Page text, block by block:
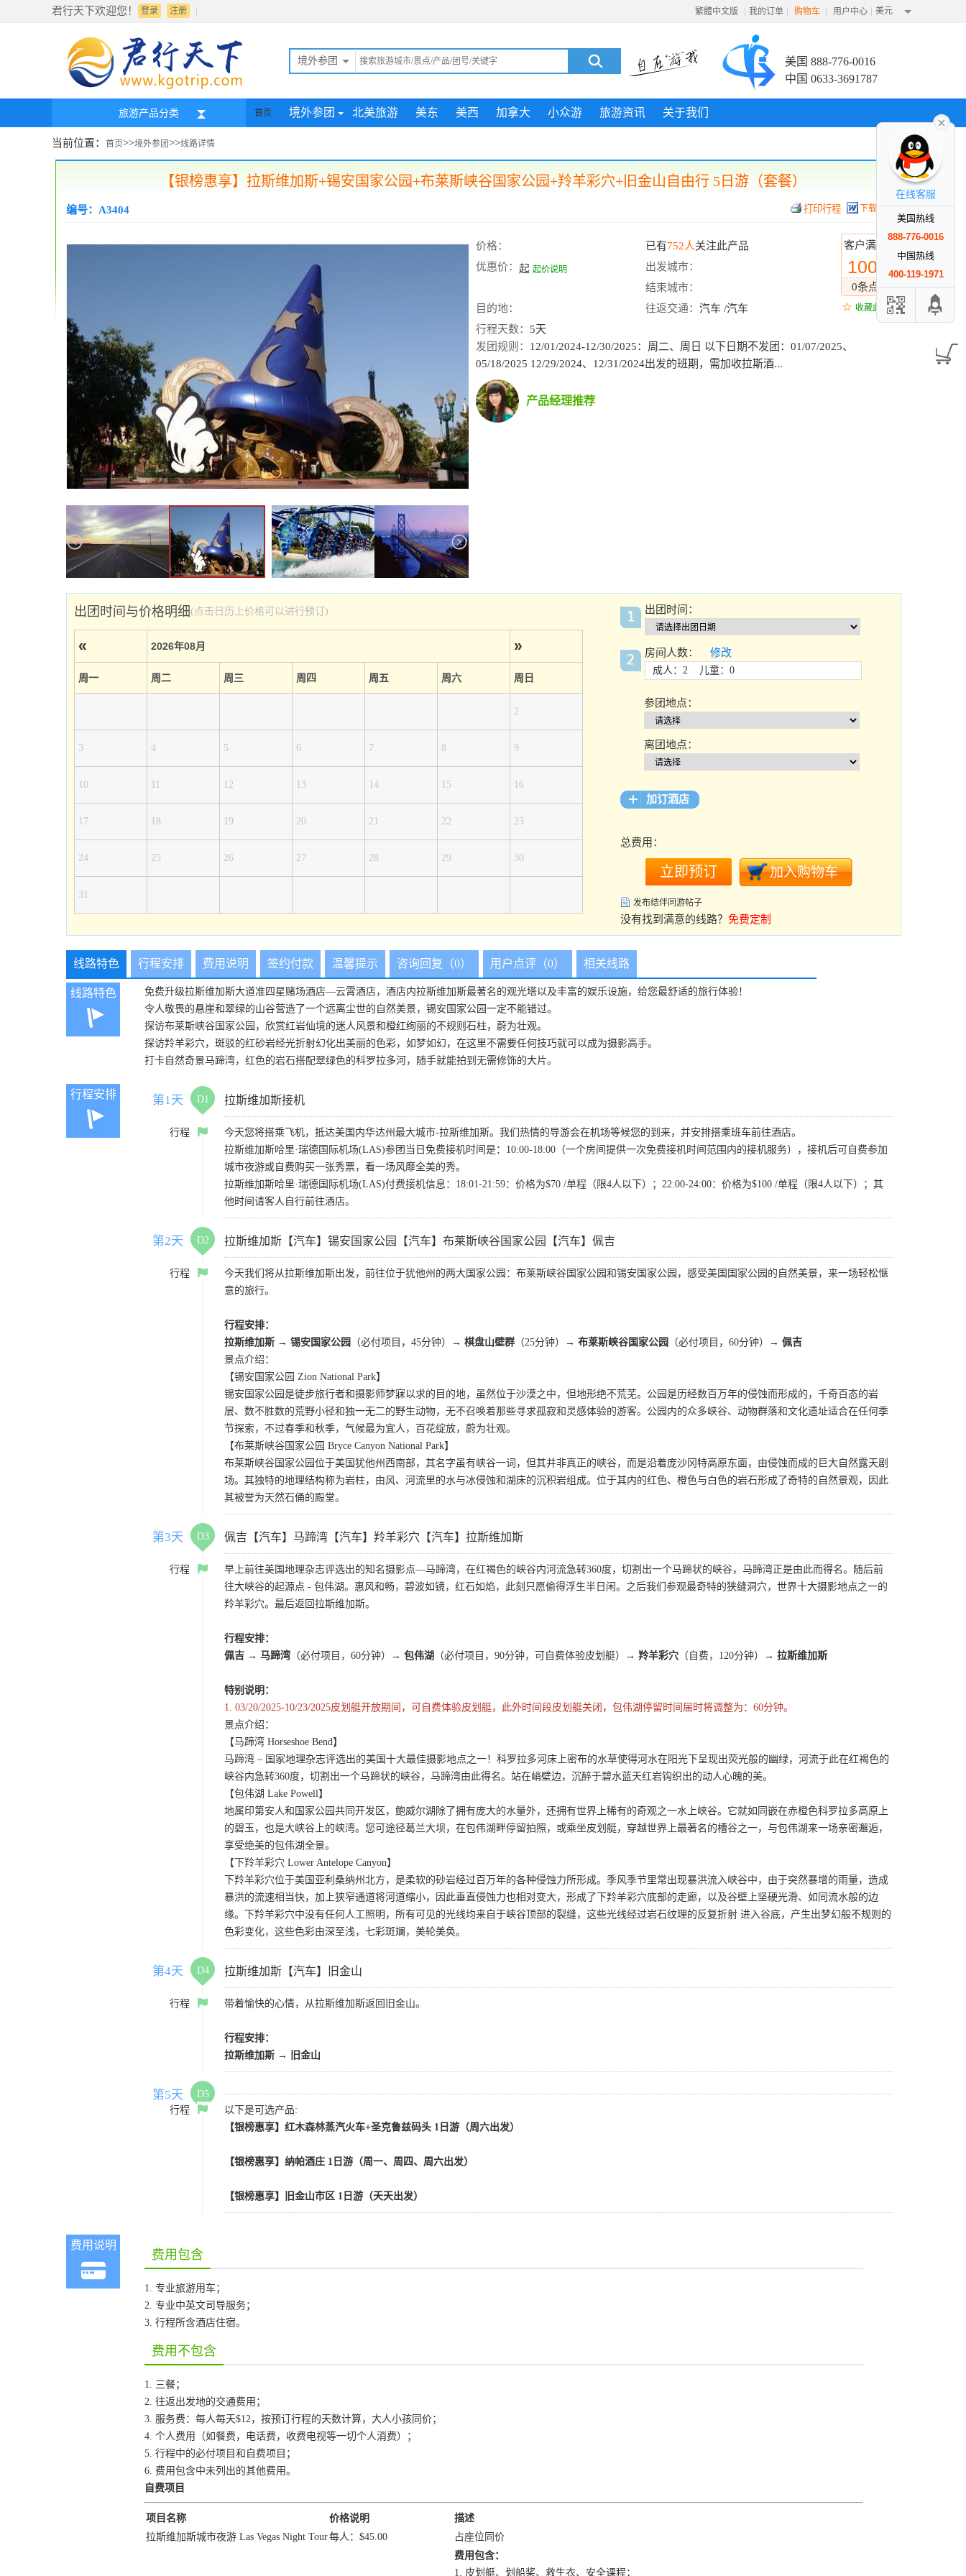
君行天下欢迎您！ 登录 |
注册 繁體中文版 | 我的订单 | 购物车 | 用户中心 | 美元
境外参团
美国 888-776-0016
中国 0633-3691787
旅游产品分类 首页 境外参团 北美旅游 美东 美西 加拿大 小众游 旅游资讯 关于我们
当前位置： 首页>>境外参团>>线路详情
【银榜惠享】拉斯维加斯+锡安国家公园+布莱斯峡谷国家公园+羚羊彩穴+旧金山自由行 5日游（套餐）
编号：A3404 下载行程
客户满意度
100%
0条点评
收藏此线路
价格： 已有752人关注此产品
优惠价： 起 起价说明
出发城市：
结束城市：
目的地：
往返交通： 汽车 /汽车
行程天数： 5天
发团规则： 12/01/2024-12/30/2025：周二、周日 以下日期不发团：01/07/2025、
05/18/2025 12/29/2024、12/31/2024出发的班期，需加收拉斯酒...
产品经理推荐
出团时间与价格明细(点击日历上价格可以进行预订)
« 2026年08月 »
周一 周二 周三 周四 周五 周六 周日
2
3 4 5 6 7 8 9
10 11 12 13 14 15 16
17 18 19 20 21 22 23
24 25 26 27 28 29 30
31
出团时间：
房间人数： 修改
成人：2 儿童：0
参团地点：
离团地点：
加订酒店
总费用：
发布结伴同游帖子
没有找到满意的线路？ 免费定制
线路特色 行程安排 费用说明 签约付款 温馨提示 咨询回复（0） 用户点评（0） 相关线路
线路特色
免费升级拉斯维加斯大道准四星赌场酒店—云霄酒店，酒店内拉斯维加斯最著名的观光塔以及丰富的娱乐设施，给您最舒适的旅行体验！
令人敬畏的悬崖和翠绿的山谷营造了一个远离尘世的自然美景，锡安国家公园一定不能错过。
探访布莱斯峡谷国家公园，欣赏红岩仙境的迷人风景和橙红绚丽的不规则石柱，蔚为壮观。
探访羚羊彩穴，斑驳的红砂岩经光折射幻化出美丽的色彩，如梦如幻，在这里不需要任何技巧就可以成为摄影高手。
打卡自然奇景马蹄湾，红色的岩石搭配翠绿色的科罗拉多河，随手就能拍到无需修饰的大片。
行程安排 第1天 D1 拉斯维加斯接机
行程
今天您将搭乘飞机，抵达美国内华达州最大城市-拉斯维加斯。我们热情的导游会在机场等候您的到来，并安排搭乘班车前往酒店。
拉斯维加斯哈里·瑞德国际机场(LAS)参团当日免费接机时间是：10:00-18:00（一个房间提供一次免费接机时间范围内的接机服务），接机后可自费参加
城市夜游或自费购买一张秀票，看一场风靡全美的秀。
拉斯维加斯哈里·瑞德国际机场(LAS)付费接机信息：18:01-21:59：价格为$70 /单程（限4人以下）；22:00-24:00：价格为$100 /单程（限4人以下）；其
他时间请客人自行前往酒店。
第2天 D2 拉斯维加斯【汽车】锡安国家公园【汽车】布莱斯峡谷国家公园【汽车】佩吉
行程
今天我们将从拉斯维加斯出发，前往位于犹他州的两大国家公园：布莱斯峡谷国家公园和锡安国家公园，感受美国国家公园的自然美景，来一场轻松惬
意的旅行。
行程安排：
拉斯维加斯 → 锡安国家公园 （必付项目，45分钟）→ 棋盘山壁群 （25分钟）→ 布莱斯峡谷国家公园 （必付项目，60分钟）→ 佩吉
景点介绍：
【锡安国家公园 Zion National Park】
锡安国家公园是徒步旅行者和摄影师梦寐以求的目的地，虽然位于沙漠之中，但地形绝不荒芜。公园是历经数百万年的侵蚀而形成的，千奇百态的岩
层、数不胜数的荒野小径和独一无二的野生动物，无不召唤着那些寻求孤寂和灵感体验的游客。公园内的众多峡谷、动物群落和文化遗址适合在任何季
节探索，不过春季和秋季，气候最为宜人，百花绽放，蔚为壮观。
【布莱斯峡谷国家公园 Bryce Canyon National Park】
布莱斯峡谷国家公园位于美国犹他州西南部，其名字虽有峡谷一词，但其并非真正的峡谷，而是沿着庞沙冈特高原东面，由侵蚀而成的巨大自然露天剧
场。其独特的地理结构称为岩柱，由风、河流里的水与冰侵蚀和湖床的沉积岩组成。位于其内的红色、橙色与白色的岩石形成了奇特的自然景观，因此
其被誉为天然石俑的殿堂。
第3天 D3 佩吉【汽车】马蹄湾【汽车】羚羊彩穴【汽车】拉斯维加斯
行程
早上前往美国地理杂志评选出的知名摄影点—马蹄湾，在红褐色的峡谷内河流急转360度，切割出一个马蹄状的峡谷，马蹄湾正是由此而得名。随后前
往大峡谷的起源点 - 包伟湖。惠风和畅，碧波如镜，红石如焰，此刻只愿偷得浮生半日闲。之后我们参观最奇特的狭缝洞穴，世界十大摄影地点之一的
羚羊彩穴。最后返回拉斯维加斯。
行程安排：
佩吉 → 马蹄湾 （必付项目，60分钟）→ 包伟湖 （必付项目，90分钟，可自费体验皮划艇）→ 羚羊彩穴 （自费，120分钟）→ 拉斯维加斯
特别说明：
1. 03/20/2025-10/23/2025皮划艇开放期间，可自费体验皮划艇，此外时间段皮划艇关闭，包伟湖停留时间届时将调整为：60分钟。
景点介绍：
【马蹄湾 Horseshoe Bend】
马蹄湾 – 国家地理杂志评选出的美国十大最佳摄影地点之一！科罗拉多河床上密布的水草使得河水在阳光下呈现出荧光般的幽绿，河流于此在红褐色的
峡谷内急转360度，切割出一个马蹄状的峡谷，马蹄湾由此得名。站在峭壁边，沉醉于碧水蓝天红岩钩织出的动人心魄的美。
【包伟湖 Lake Powell】
地属印第安人和国家公园共同开发区，鲍威尔湖除了拥有庞大的水量外，还拥有世界上稀有的奇观之一水上峡谷。它就如同嵌在赤橙色科罗拉多高原上
的碧玉，也是大峡谷上的峡湾。您可途径葛兰大坝，在包伟湖畔停留拍照，或乘坐皮划艇，穿越世界上最著名的槽谷之一，与包伟湖来一场亲密邂逅，
享受绝美的包伟湖全景。
【下羚羊彩穴 Lower Antelope Canyon】
下羚羊彩穴位于美国亚利桑纳州北方，是柔软的砂岩经过百万年的各种侵蚀力所形成。季风季节里常出现暴洪流入峡谷中，由于突然暴增的雨量，造成
暴洪的流速相当快，加上狭窄通道将河道缩小，因此垂直侵蚀力也相对变大，形成了下羚羊彩穴底部的走廊，以及谷壁上坚硬光滑、如同流水般的边
缘。下羚羊彩穴中没有任何人工照明，所有可见的光线均来自于峡谷顶部的裂缝，这些光线经过岩石纹理的反复折射 进入谷底，产生出梦幻般不规则的
色彩变化，这些色彩由深至浅，七彩斑斓，美轮美奂。
第4天 D4 拉斯维加斯【汽车】旧金山
行程 带着愉快的心情，从拉斯维加斯返回旧金山。
行程安排：
拉斯维加斯 → 旧金山
第5天
D5
行程
以下是可选产品:
【银榜惠享】红木森林蒸汽火车+圣克鲁兹码头 1日游（周六出发）
【银榜惠享】纳帕酒庄 1日游（周一、周四、周六出发）
【银榜惠享】旧金山市区 1日游（天天出发）
费用说明
费用包含
1. 专业旅游用车；
2. 专业中英文司导服务；
3. 行程所含酒店住宿。
费用不包含
1. 三餐；
2. 往返出发地的交通费用；
3. 服务费：每人每天$12，按预订行程的天数计算，大人小孩同价；
4. 个人费用（如餐费，电话费，收费电视等一切个人消费）；
5. 行程中的必付项目和自费项目；
6. 费用包含中未列出的其他费用。
自费项目
项目名称 价格说明
描述
拉斯维加斯城市夜游 Las Vegas Night Tour每人：$45.00
占座位同价
费用包含：
1. 皮划艇、划船桨、救生衣、安全课程；
在线客服
美国热线
888-776-0016
中国热线
400-119-1971